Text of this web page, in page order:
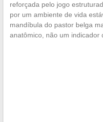
reforçada pelo jogo
por um ambiente de vida
mandíbula do pastor belga
anatômico, não um indicador